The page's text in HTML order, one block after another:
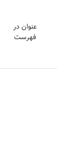
عنوان در
فهرست